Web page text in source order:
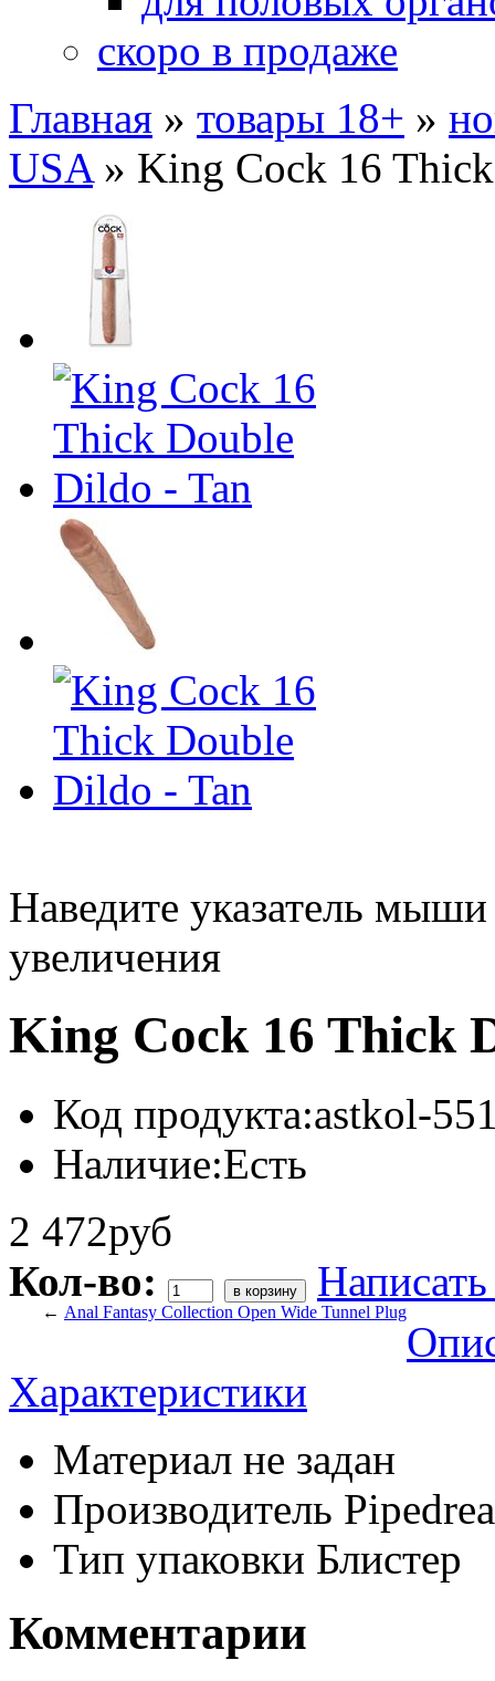
скоро в продаже
Главная » товары 18+ »
USA » King Cock 16
Наведите указатель
увеличения
King Cock 16 Thick
Код продукта:astkol-
Наличие:Есть
2 472руб
Кол-во:
← Anal Fantasy Collection Open Wide Tunnel Plug
Характеристики
Материал не задан
Производитель
Тип упаковки Блистер
Комментарии